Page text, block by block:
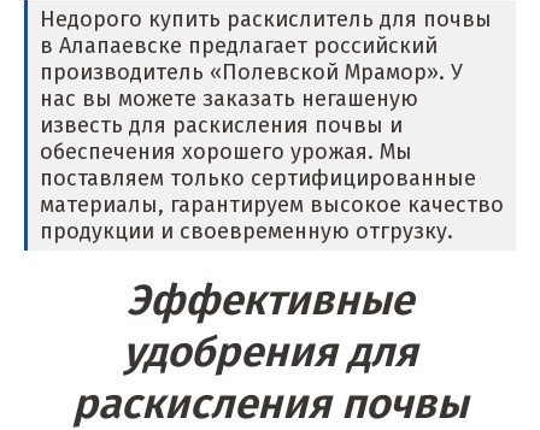
Нижний Тагил
Новгород
Новокоалиновый
Новокузнецк
Новороссийск
Новосибирск
Новоуральск
Новоуткинск
Недорого купить раскислитель для почвы
в Алапаевске предлагает российский
производитель «Полевской Мрамор». У
нас вы можете заказать негашеную
известь для раскисления почвы и
обеспечения хорошего урожая. Мы
поставляем только сертифицированные
материалы, гарантируем высокое качество
продукции и своевременную отгрузку.
Эффективные
удобрения для
раскисления почвы